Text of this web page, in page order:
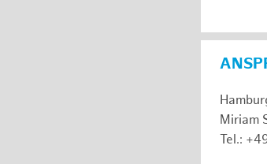
Miriam
Tel.: